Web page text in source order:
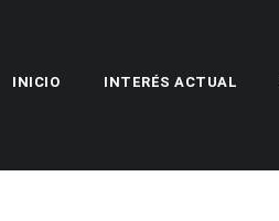
INICIO INTERÉS ACTUAL